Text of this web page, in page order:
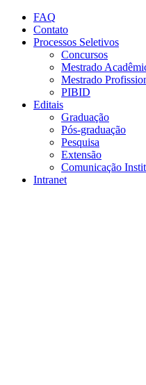
Conteúdo principal
FAQ
Contato
Processos Seletivos
Concursos
Mestrado
Mestrado
PIBID
Editais
Graduação
Pós-graduação
Pesquisa
Extensão
Comunicação
Intranet